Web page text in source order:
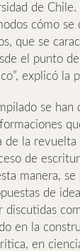
de
cómo se
que se
el punto
explicó la
se han
de la
de
manera, se
de
discutidas
en la
en